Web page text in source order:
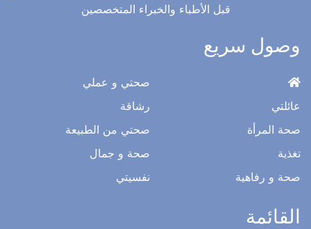
قبل الأطباء والخبراء المتخصصين
وصول سريع
عائلتي
صحة المرأة
تغذية
صحة و رفاهية
صحتي و عملي
رشاقة
صحتي من الطبيعة
صحة و جمال
نفسيتي
القائمة